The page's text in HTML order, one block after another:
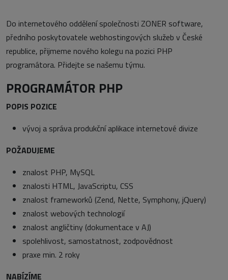
Do internetového oddělení společnosti ZONER software,
předního poskytovatele webhostingových služeb v České
republice, přijmeme nového kolegu na pozici PHP
programátora. Přidejte se našemu týmu.
PROGRAMÁTOR PHP
POPIS POZICE
vývoj a správa produkční aplikace internetové divize
POŽADUJEME
znalost PHP, MySQL
znalosti HTML, JavaScriptu, CSS
znalost frameworků (Zend, Nette, Symphony, jQuery)
znalost webových technologií
znalost angličtiny (dokumentace v AJ)
spolehlivost, samostatnost, zodpovědnost
praxe min. 2 roky
NABÍZÍME